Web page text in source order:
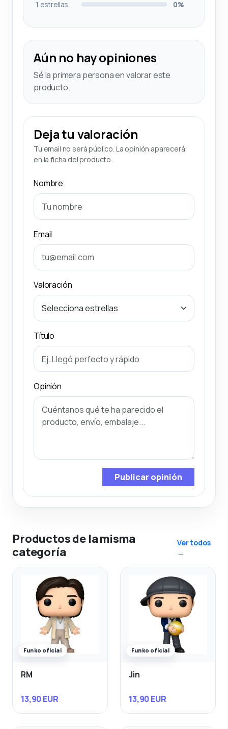
1 estrellas 0%
Aún no hay opiniones
Sé la primera persona en valorar este
producto.
Deja tu valoración
Tu email no será público. La opinión aparecerá
en la ficha del producto.
Nombre
Email
Valoración
Título
Opinión
Publicar opinión
Productos de la misma
categoría
Ver todos
→
Funko oficial
RM
13,90 EUR
Funko oficial
Jin
13,90 EUR